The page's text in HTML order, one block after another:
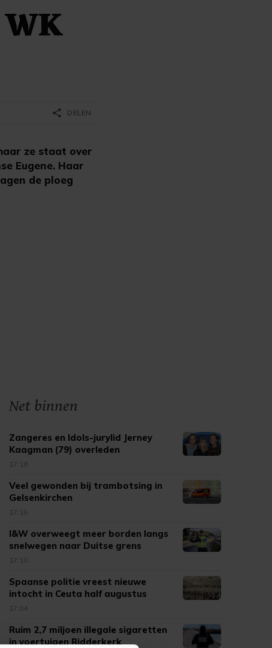
ze staat over
Eugene. Haar
de ploeg
share DELEN
Net binnen
Zangeres en Idols-jurylid Jerney
Kaagman (79) overleden
17:18
Veel gewonden bij trambotsing in
Gelsenkirchen
17:16
I&W overweegt meer borden langs
snelwegen naar Duitse grens
17:10
Spaanse politie vreest nieuwe
intocht in Ceuta half augustus
17:04
Ruim 2,7 miljoen illegale sigaretten
in voertuigen Ridderkerk